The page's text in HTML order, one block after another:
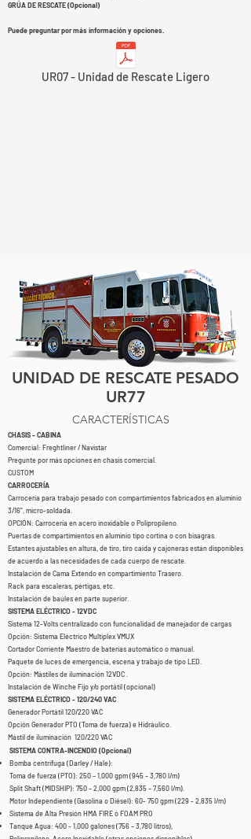
GRÚA DE RESCATE (Opcional)
Puede preguntar por más información y opciones.
UR07 - Unidad de Rescate Ligero
UNIDAD DE RESCATE PESADO
UR77
CARACTERÍSTICAS
CHASIS - CABINA
Comercial: Freghtliner / Navistar
Pregunte por más opciones en chasis comercial.
CUSTOM
CARROCERÍA
Carrocería para trabajo pesado con compartimientos fabricados en aluminio
3/16”, micro-soldada
OPCIÓN: Carrocería en acero inoxidable o Polipropileno.
Puertas de compartimientos en aluminio tipo cortina o con bisagras.
Estantes ajustables en altura, de tiro, tiro caída y cajoneras están disponibles
de acuerdo a las necesidades de cada cuerpo de rescate.
Instalación de Cama Extendo en compartimiento Trasero.
Rack para escaleras, pértigas, etc.
Instalación de baúles en parte superior.
SISTEMA ELÉCTRICO - 12VDC
Sistema 12-Volts centralizado con funcionalidad de manejador de cargas
Opción: Sistema Eléctrico Multiplex VMUX
Cortador Corriente Maestro de baterías automático o manual.
Paquete de luces de emergencia, escena y trabajo de tipo LED.
Opción: Mástiles de iluminación 12VDC .
Instalación de Winche Fijo y/o portátil (opcional)
SISTEMA ELÉCTRICO - 120/240 VAC
Generador Portátil 120/220 VAC
Opción Generador PTO (Toma de fuerza) e Hidráulico.
Mástil de iluminación 120/220 VAC
SISTEMA CONTRA-INCENDIO (Opcional)
Bomba centrifuga (Darley / Hale):
Toma de fuerza (PTO): 250 – 1,000 gpm (945 – 3,780 l/m)
Split Shaft (MIDSHIP): 750 – 2,000 gpm (2,835 – 7,560 l/m).
Motor Independiente (Gasolina o Diésel): 60- 750 gpm (229 - 2,835 l/m)
Sistema de Alta Presión HMA FIRE ó FOAM PRO
Tanque Agua: 400 - 1,000 galones (756 – 3,780 litros),